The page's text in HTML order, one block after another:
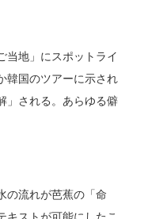
当地」にスポットライ
韓国のツアーに示され
」される。あらゆる僻
の流れが芭蕉の「命